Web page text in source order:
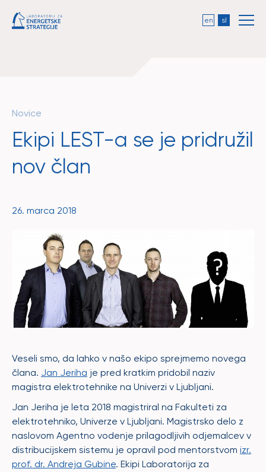
en sl
Novice
Ekipi LEST-a se je pridružil
nov član
26. marca 2018
Veseli smo, da lahko v našo ekipo sprejmemo novega
člana. Jan Jeriha je pred kratkim pridobil naziv
magistra elektrotehnike na Univerzi v Ljubljani.
Jan Jeriha je leta 2018 magistriral na Fakulteti za
elektrotehniko, Univerze v Ljubljani. Magistrsko delo z
naslovom Agentno vodenje prilagodljivih odjemalcev v
distribucijskem sistemu je opravil pod mentorstvom izr.
prof. dr. Andreja Gubine. Ekipi Laboratorija za